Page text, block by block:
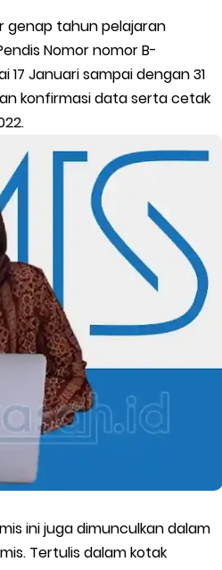
2026
I Tahun 2026
genap tahun pelajaran
Nomor nomor B-
17 Januari sampai dengan 31
konfirmasi data serta cetak
ini juga dimunculkan dalam
Tertulis dalam kotak